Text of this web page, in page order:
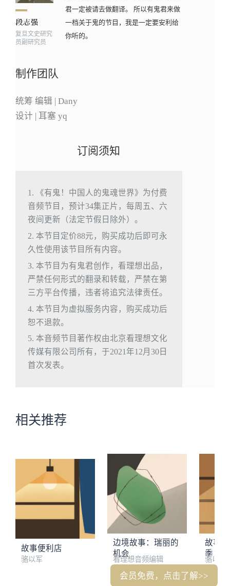
会员免费，点击了解>>
复旦文史研究
员副研究员
君一定被请去做翻译。 所以有鬼君来做
一档关于鬼的节目，我是一定要安利给
你听的。
制作团队
统筹 编辑 | Dany
设计 | 耳塞 yq
订阅须知
1. 《有鬼！中国人的鬼魂世界》为付费
音频节目，预计34集正片，每周五、六
夜间更新（法定节假日除外）。
2. 本节目定价88元，购买成功后即可永
久性使用该节目所有内容。
3. 本节目为有鬼君创作，看理想出品，
严禁任何形式的翻录和转载，严禁在第
三方平台传播，违者将追究法律责任。
4. 本节目为虚拟服务内容，购买成功后
恕不退款。
5. 本音频节目著作权由北京看理想文化
传媒有限公司所有，于2021年12月30日
首次发表。
相关推荐
故事便利店
骆以军
边境故事：瑞丽的
机会
看理想音频编辑
故事
季：
骆以军